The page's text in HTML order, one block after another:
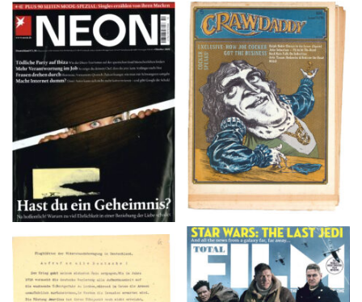
NEON – OKTOBER
2008
Crawdaddy – June/11/72
TOTAL FILM #260 –
Flugblätter der Weissen